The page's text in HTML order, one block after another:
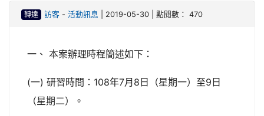
轉達 訪客- 活動訊息 | 2019-05-30 | 點閱數： 470
一、 本案辦理時程簡述如下：
(一) 研習時間：108年7月8日（星期一）至9日
（星期二）。